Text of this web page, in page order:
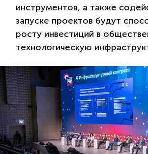
инструментов, а также
запуске проектов будут
росту инвестиций в
технологическую